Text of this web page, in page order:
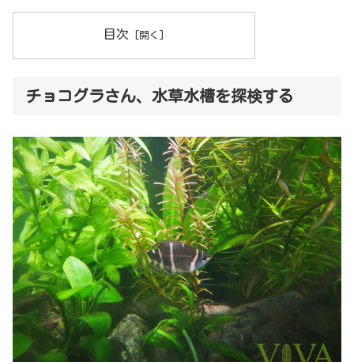
目次
チョコグラさん、水草水槽を探検する